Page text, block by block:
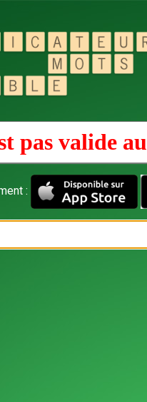
pas valide au
: